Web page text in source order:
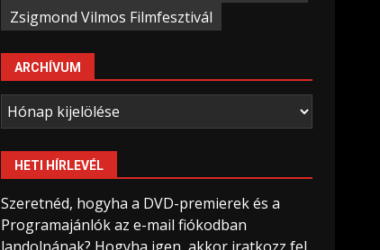
Zsigmond Vilmos Filmfesztivál
ARCHÍVUM
Archívum
HETI HÍRLEVÉL
Szeretnéd, hogyha a DVD-premierek és a
Programajánlók az e-mail fiókodban